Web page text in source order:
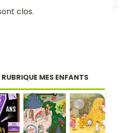
clos.
MES ENFANTS